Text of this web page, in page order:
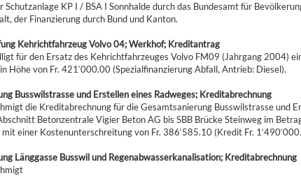
Schutzanlage KP I / BSA I Sonnhalde durch das Bundesamt für
der Finanzierung durch Bund und Kanton.
Kehrichtfahrzeug Volvo 04; Werkhof; Kreditantrag
für den Ersatz des Kehrichtfahrzeuges Volvo FM09 (Jahrgang 2004)
Höhe von Fr. 421‘000.00 (Spezialfinanzierung Abfall, Antrieb: Diesel).
Busswilstrasse und Erstellen eines Radweges; Kreditabrechnung
die Kreditabrechnung für die Gesamtsanierung Busswilstrasse und
Betonzentrale Vigier Beton AG bis SBB Brücke Steinweg im
mit einer Kostenunterschreitung von Fr. 386‘585.10 (Kredit Fr.
Länggasse Busswil und Regenabwasserkanalisation; Kreditabrechnung